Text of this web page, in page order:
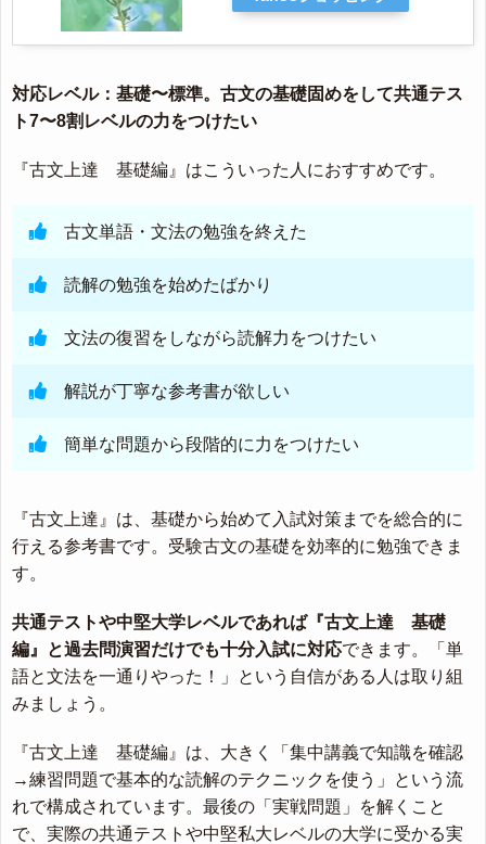
対応レベル：基礎〜標準。古文の基礎固めをして共通テス
ト7〜8割レベルの力をつけたい
『古文上達 基礎編』はこういった人におすすめです。
古文単語・文法の勉強を終えた
読解の勉強を始めたばかり
文法の復習をしながら読解力をつけたい
解説が丁寧な参考書が欲しい
簡単な問題から段階的に力をつけたい
『古文上達』は、基礎から始めて入試対策までを総合的に
行える参考書です。受験古文の基礎を効率的に勉強できま
す。
共通テストや中堅大学レベルであれば『古文上達 基礎
編』と過去問演習だけでも十分入試に対応できます。「単
語と文法を一通りやった！」という自信がある人は取り組
みましょう。
『古文上達 基礎編』は、大きく「集中講義で知識を確認
→練習問題で基本的な読解のテクニックを使う」という流
れで構成されています。最後の「実戦問題」を解くこと
で、実際の共通テストや中堅私大レベルの大学に受かる実